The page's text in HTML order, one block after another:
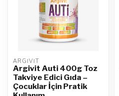
ARGIVIT
Argivit Auti 400g Toz
Takviye Edici Gıda –
Çocuklar İçin Pratik